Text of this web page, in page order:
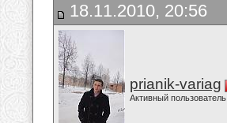
18.11.2010, 20:56
prianik-variag
Активный пользователь